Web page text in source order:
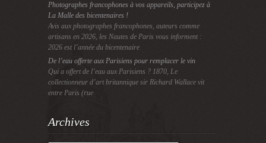
Photographes francophones à vos appareils, participez à
La Malle des bicentenaires !
Avis aux photographes francophones, auteurs comme
artisans en 2026, les Nautes de Paris vous informent :
2026 est l’année du bicentenaire
De l’eau offerte aux Parisiens pour remplacer le vin
Qui a offert de l’eau aux Parisiens ? 1870, Le
collectionneur d’art britannique sir Richard Wallace vit
entre Paris (rue
Archives